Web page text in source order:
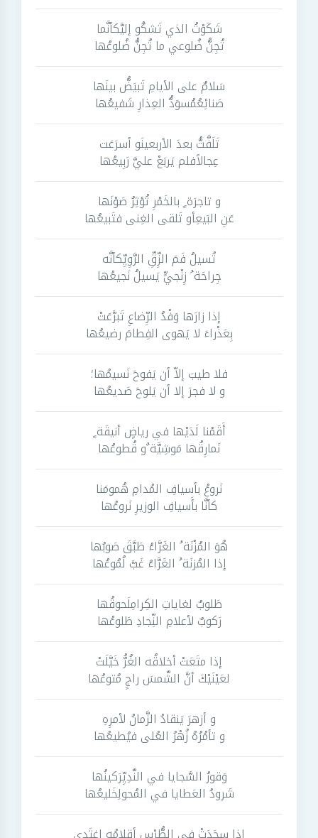
شَكَوْتُ الذي تَشكُو إليَّكأنَّما
تُجِنُّ ضُلوعي ما تُجِنُّ ضُلوعُها
سَلامٌ على الأيامِ تَبيَضُّ بينَها
صَنائِعُمُسوَدُّ العِذارِ شَفيعُها
تَلَفَّتُّ بعدَ الأربعينَو أسرَعَت
عِجالاًفلم يَربَعْ عليَّ رَبِيعُها
و تاجرَة ٍ بالخَمْرِ تُؤثِرُ صَوْنَها
عَنِ البَيعِأو تَلقى الغِنى فتَبيعُها
تُسيلُ فَمَ الزِّقِّ الرَّوِيِّكأنَّه
جِراحَة ُ زِنْجيٍّ يَسيلُ نَجيعُها
إذا زارَها وَفْدُ الرِّضاعِ تَبرَّعَتْ
بِعَذْراءَ لا يَهوى الفِطامَ رضيعُها
فلا طيبَ إلاّ أن يَفوحَ نَسيمُها؛
و لا فجرَ إلا أن يَلوحَ صَديعُها
أَقَمْنا لَدَيْها في رياضٍ أنيقَة ٍ
نَمارِقُها مَوشِيَّة ٌو قُطوعُها
نَروعُ بأسيافِ المُدامِ هُمومَنا
كأنَّا بأَسيافِ الوزيرِ نَروعُها
هُوَ المُزْنَة ُ الغَرَّاءُ طَبَّقَ صَوبُها
إذا المُزنَة ُ الغَرَّاءُ غَبَّ لُمُوعُها
طَلوبٌ لغاياتِ الكِرامِلَحوقُها
رَكوبٌ لأعلامِ النِّجادِ طَلوعُها
إذا متَعَتْ أخلاقُه الغُرُّ خَيَّلَتْ
لعَيْنَيْكَ أنَّ الشَّمسَ راجٍ مُتوعُها
و أزهرَ يَنقادُ الزَّمانُ لأمرِهِ
و تأمُرُهُ زُهْرُ العُلى فيُطيعُها
وَقورُ السَّجايا في النَّدِيِّرَكينُها
شَرودُ العَطايا في المُحولِخَليعُها